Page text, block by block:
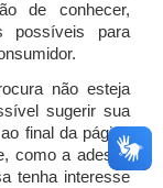
de conhecer,
possíveis para
não esteja
sugerir sua
final da página
como a adesão
tenha interesse